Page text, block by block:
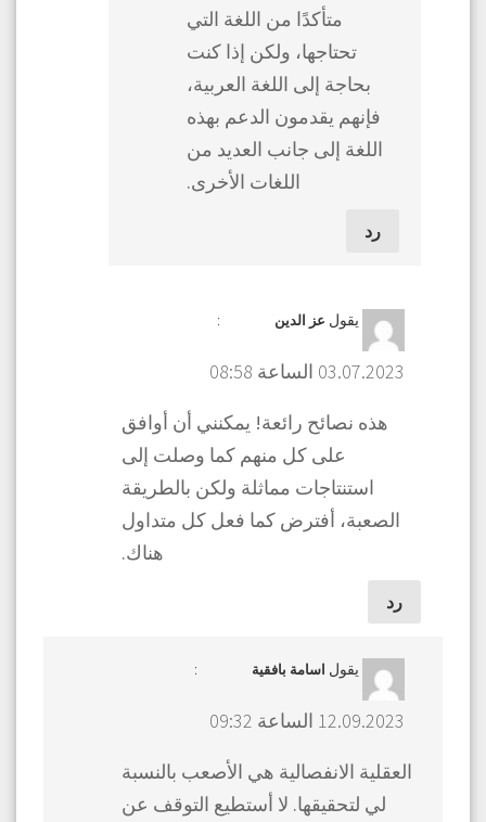
متأكدًا من اللغة التي
تحتاجها، ولكن إذا كنت
بحاجة إلى اللغة العربية،
فإنهم يقدمون الدعم بهذه
اللغة إلى جانب العديد من
اللغات الأخرى.
رد
يقول عز الدين :
03.07.2023 الساعة 08:58
هذه نصائح رائعة! يمكنني أن أوافق
على كل منهم كما وصلت إلى
استنتاجات مماثلة ولكن بالطريقة
الصعبة، أفترض كما فعل كل متداول
هناك.
رد
يقول اسامة بافقية :
12.09.2023 الساعة 09:32
العقلية الانفصالية هي الأصعب بالنسبة
لي لتحقيقها. لا أستطيع التوقف عن